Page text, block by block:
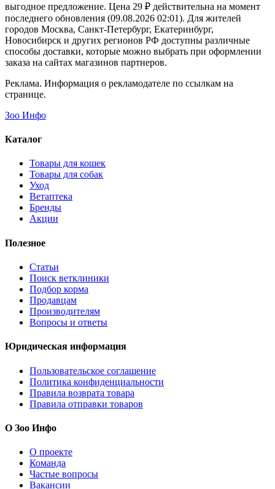
выгодное предложение. Цена 29 ₽ действительна на момент
последнего обновления (09.08.2026 02:01). Для жителей
городов Москва, Санкт-Петербург, Екатеринбург,
Новосибирск и других регионов РФ доступны различные
способы доставки, которые можно выбрать при оформлении
заказа на сайтах магазинов партнеров.
Реклама. Информация о рекламодателе по ссылкам на
странице.
Зоо Инфо
Каталог
Товары для кошек
Товары для собак
Уход
Ветаптека
Бренды
Акции
Полезное
Статьи
Поиск ветклиники
Подбор корма
Продавцам
Производителям
Вопросы и ответы
Юридическая информация
Пользовательское соглашение
Политика конфиденциальности
Правила возврата товара
Правила отправки товаров
О Зоо Инфо
О проекте
Команда
Частые вопросы
Вакансии